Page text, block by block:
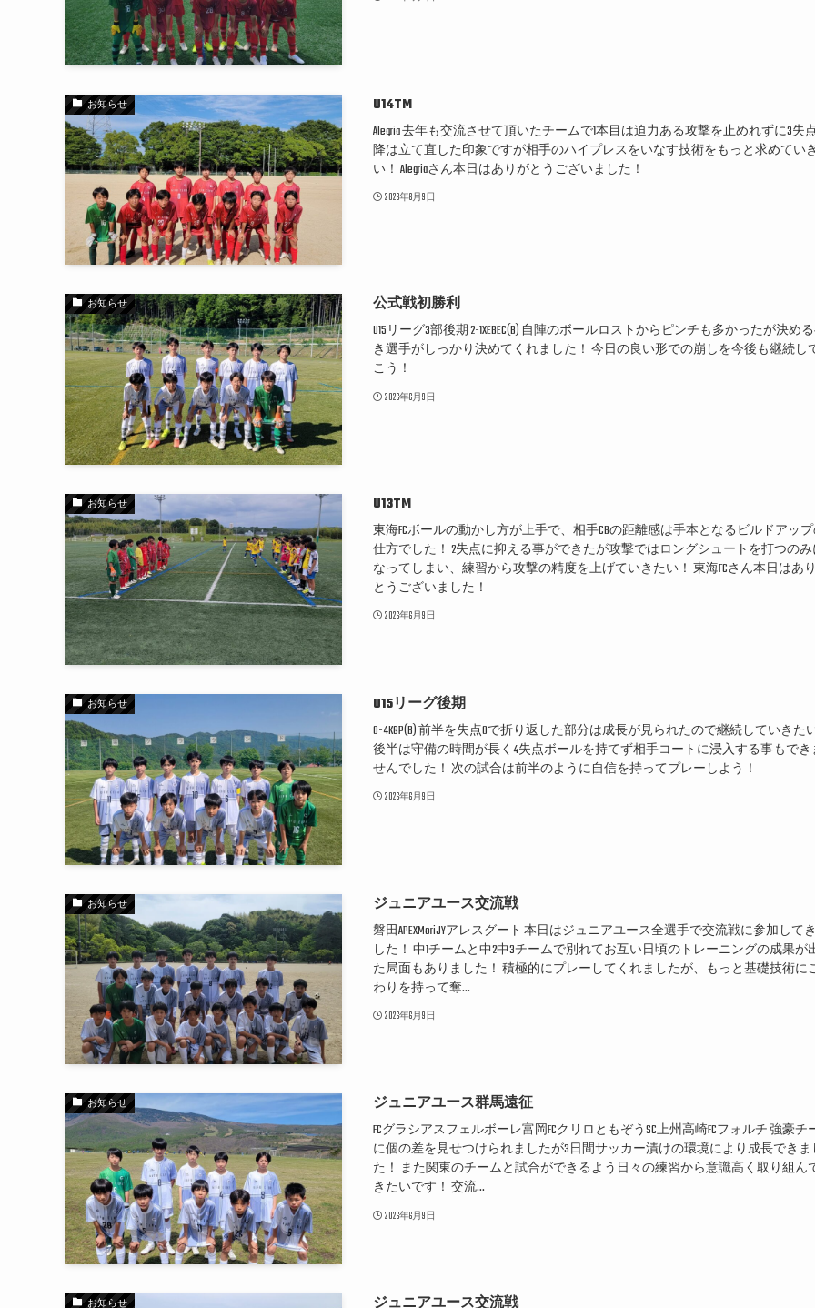
お知らせ U14TM
Alegria 去年も交流させて頂いたチームで1本目は迫力ある攻撃を止めれずに3失
降は立て直した印象ですが相手のハイプレスをいなす技術をもっと求めてい
い！ Alegriaさん本日はありがとうございました！
2026年6月9日
お知らせ 公式戦初勝利
U15リーグ3部後期 2-1XEBEC(B) 自陣のボールロストからピンチも多かったが決め
き選手がしっかり決めてくれました！ 今日の良い形での崩しを今後も継続し
こう！
2026年6月9日
お知らせ U13TM
東海FCボールの動かし方が上手で、相手CBの距離感は手本となるビルドアッ
仕方でした！ 2失点に抑える事ができたが攻撃ではロングシュートを打つのみ
なってしまい、練習から攻撃の精度を上げていきたい！ 東海FCさん本日はあ
とうございました！
2026年6月9日
お知らせ U15リーグ後期
0-4KGP(B) 前半を失点0で折り返した部分は成長が見られたので継続していきた
後半は守備の時間が長く4失点ボールを持てず相手コートに浸入する事もでき
せんでした！ 次の試合は前半のように自信を持ってプレーしよう！
2026年6月9日
お知らせ ジュニアユース交流戦
磐田APEXMoriJYアレスグート 本日はジュニアユース全選手で交流戦に参加して
した！ 中1チームと中2中3チームで別れてお互い日頃のトレーニングの成果が
た局面もありました！ 積極的にプレーしてくれましたが、もっと基礎技術に
わりを持って奪...
2026年6月9日
お知らせ ジュニアユース群馬遠征
FCグラシアスフェルボーレ富岡FCクリロともぞうSC上州高崎FCフォルチ 強豪チ
に個の差を見せつけられましたが3日間サッカー漬けの環境により成長できま
た！ また関東のチームと試合ができるよう日々の練習から意識高く取り組ん
きたいです！ 交流...
2026年6月9日
お知らせ